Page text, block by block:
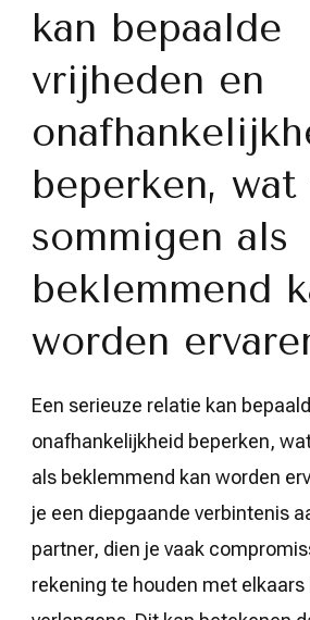
kan bepaalde
vrijheden en
beperken,
sommigen als
beklemmend
worden
Een serieuze relatie kan
onafhankelijkheid beperken,
als beklemmend kan worden
je een diepgaande verbintenis
partner, dien je vaak
rekening te houden met